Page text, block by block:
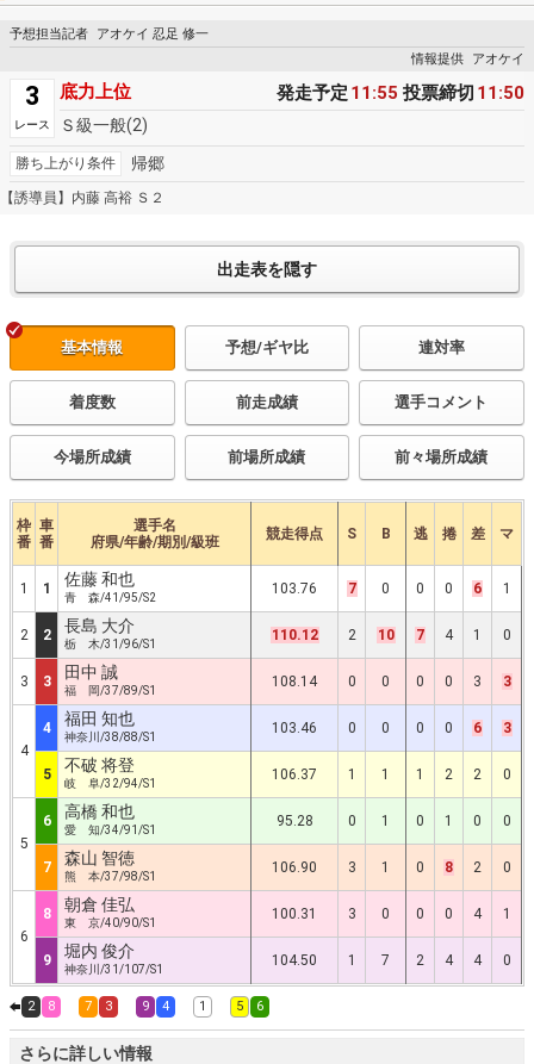
予想担当記者
アオケイ 忍足 修一
情報提供
アオケイ
3
レース
底力上位 発走予定 11:55 投票締切 11:50
Ｓ級一般(2)
勝ち上がり条件 帰郷
【誘導員】内藤 高裕 Ｓ２
基本情報 予想/ギヤ比 連対率
着度数 前走成績 選手コメント
今場所成績 前場所成績 前々場所成績
枠
番
車
番
選手名
府県/年齢/期別/級班
競走得点 S B 逃 捲 差 マ
1 1 佐藤 和也
青 森/41/95/S2
103.76 7 0 0 0 6 1
2 2 長島 大介
栃 木/31/96/S1
110.12 2 10 7 4 1 0
3 3 田中 誠
福 岡/37/89/S1
108.14 0 0 0 0 3 3
4
4 福田 知也
神奈川/38/88/S1
103.46 0 0 0 0 6 3
5 不破 将登
岐 阜/32/94/S1
106.37 1 1 1 2 2 0
5
6 高橋 和也
愛 知/34/91/S1
95.28 0 1 0 1 0 0
7 森山 智徳
熊 本/37/98/S1
106.90 3 1 0 8 2 0
6
8 朝倉 佳弘
東 京/40/90/S1
100.31 3 0 0 0 4 1
9 堀内 俊介
神奈川/31/107/S1
104.50 1 7 2 4 4 0
2 8 7 3 9 4 1 5 6
さらに詳しい情報